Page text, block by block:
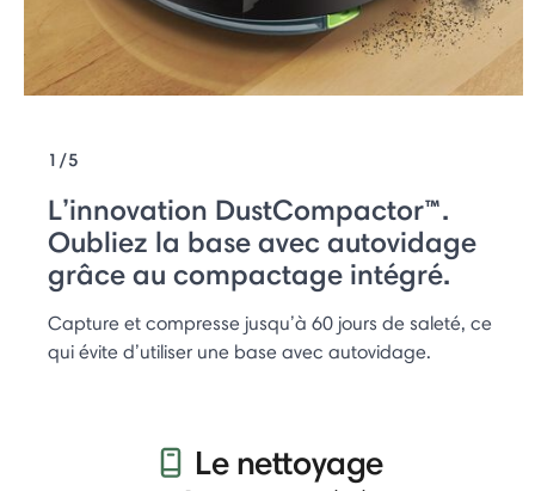
1/5
L’innovation DustCompactor™.
Oubliez la base avec autovidage
grâce au compactage intégré.
Capture et compresse jusqu’à 60 jours de saleté, ce
qui évite d’utiliser une base avec autovidage.
Le nettoyage